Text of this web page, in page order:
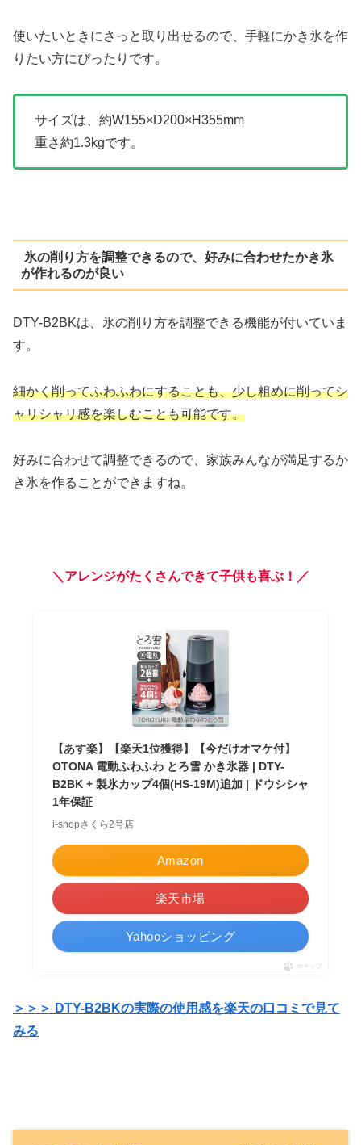
使いたいときにさっと取り出せるので、手軽にかき氷を作
りたい方にぴったりです。
サイズは、約W155×D200×H355mm
重さ約1.3kgです。
氷の削り方を調整できるので、好みに合わせたかき氷
が作れるのが良い
DTY-B2BKは、氷の削り方を調整できる機能が付いていま
す。
細かく削ってふわふわにすることも、少し粗めに削ってシ
ャリシャリ感を楽しむことも可能です。
好みに合わせて調整できるので、家族みんなが満足するか
き氷を作ることができますね。
＼アレンジがたくさんできて子供も喜ぶ！／
【あす楽】【楽天1位獲得】【今だけオマケ付】
OTONA 電動ふわふわ とろ雪 かき氷器 | DTY-
B2BK + 製氷カップ4個(HS-19M)追加 | ドウシシャ
1年保証
i-shopさくら2号店
Amazon
楽天市場
Yahooショッピング
ポチップ
＞＞＞ DTY-B2BKの実際の使用感を楽天の口コミで見て
みる